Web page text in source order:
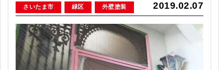
2019.02.07
さいたま市 緑区 外壁塗装